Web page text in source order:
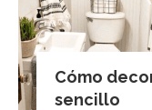
Cómo
sencillo